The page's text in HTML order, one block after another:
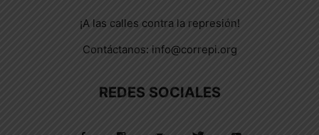
¡A las calles contra la represión!
Contáctanos: info@correpi.org
REDES SOCIALES